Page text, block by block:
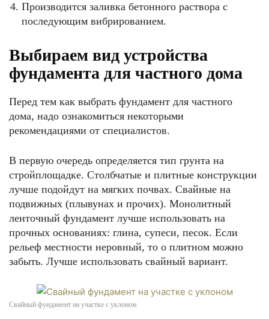
Производится заливка бетонного раствора с
последующим вибрированием.
Выбираем вид устройства
фундамента для частного дома
Перед тем как выбрать фундамент для частного
дома, надо ознакомиться некоторыми
рекомендациями от специалистов.
В первую очередь определяется тип грунта на
стройплощадке. Столбчатые и плитные конструкции
лучше подойдут на мягких почвах. Свайные на
подвижных (плывунах и прочих). Монолитный
ленточный фундамент лучше использовать на
прочных основаниях: глина, супеси, песок. Если
рельеф местности неровный, то о плитном можно
забыть. Лучше использовать свайный вариант.
Свайный фундамент на участке с уклоном